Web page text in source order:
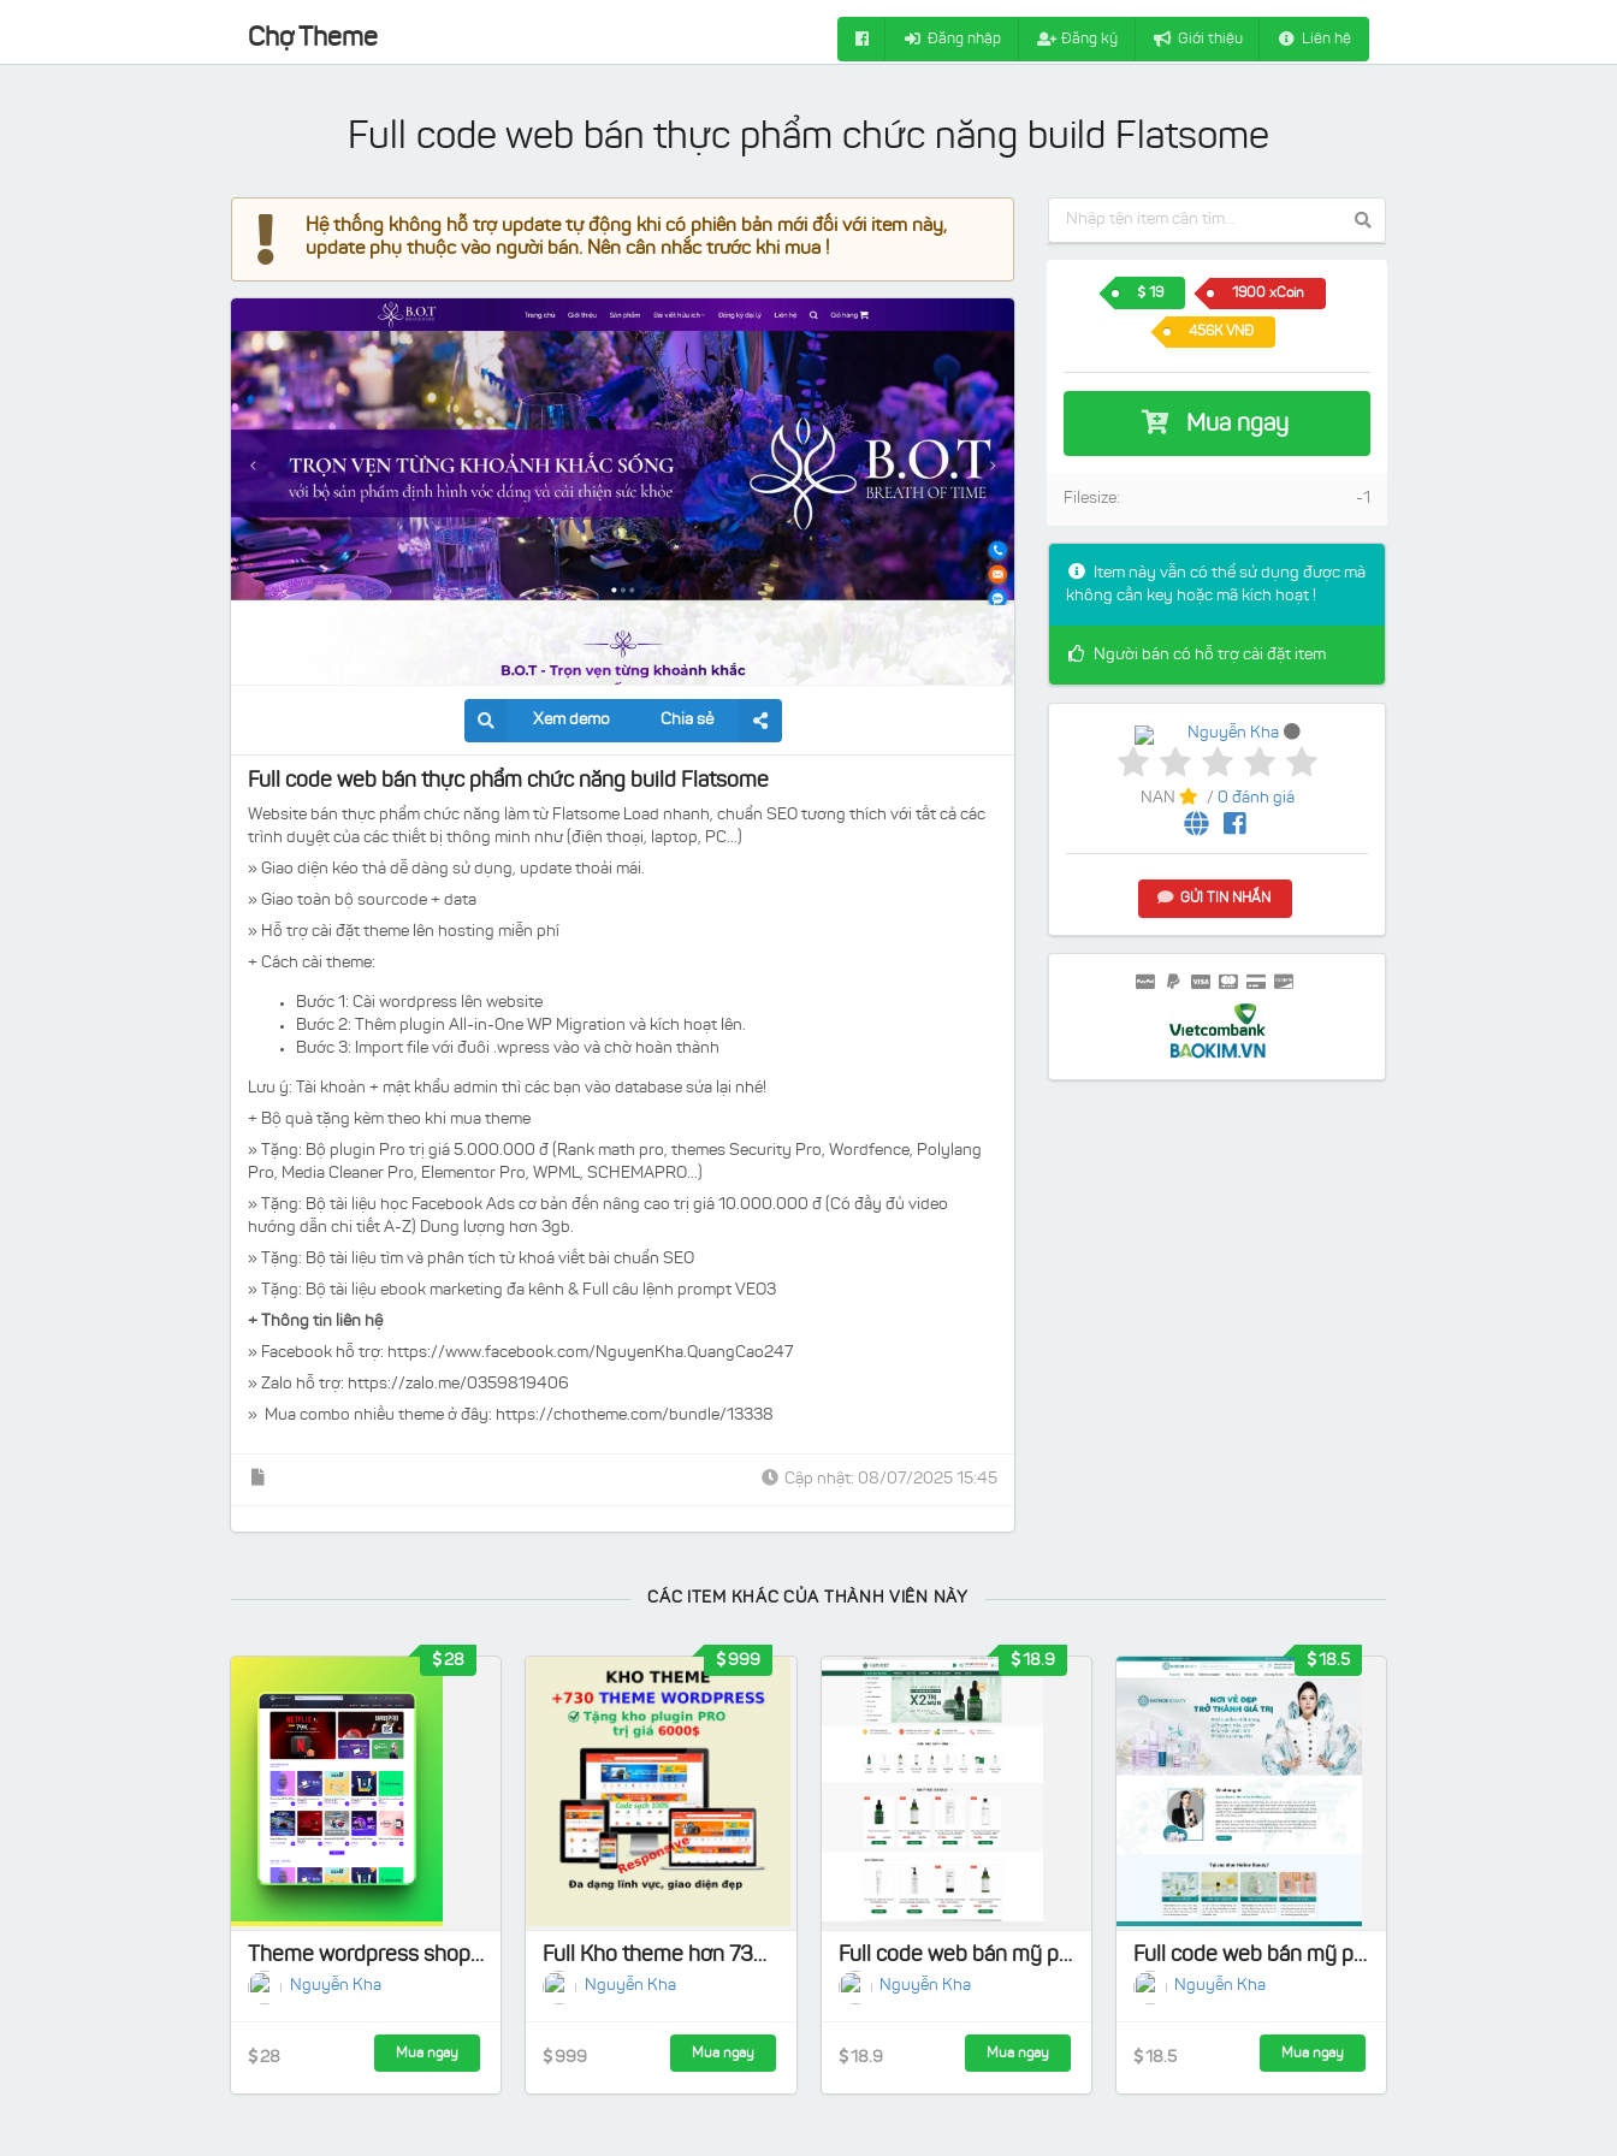
Chợ Theme Đăng nhập Đăng ký Giới thiệu Liên hệ
Full code web bán thực phẩm chức năng build Flatsome
Hệ thống không hỗ trợ update tự động khi có phiên bản mới đối với item này,
update phụ thuộc vào người bán. Nên cân nhắc trước khi mua !
Xem demo Chia sẻ
Full code web bán thực phẩm chức năng build Flatsome
Website bán thực phẩm chức năng làm từ Flatsome Load nhanh, chuẩn SEO tương thích với tất cả các
trình duyệt của các thiết bị thông minh như (điện thoại, laptop, PC...)
» Giao diện kéo thả dễ dàng sử dụng, update thoải mái.
» Giao toàn bộ sourcode + data
» Hỗ trợ cài đặt theme lên hosting miễn phí
+ Cách cài theme:
Bước 1: Cài wordpress lên website
Bước 2: Thêm plugin All-in-One WP Migration và kích hoạt lên.
Bước 3: Import file với đuôi .wpress vào và chờ hoàn thành
Lưu ý: Tài khoản + mật khẩu admin thì các bạn vào database sửa lại nhé!
+ Bộ quà tặng kèm theo khi mua theme
»
Tặng: Bộ plugin Pro trị giá 5.000.000 đ (Rank math pro, themes Security Pro, Wordfence, Polylang
Pro, Media Cleaner Pro, Elementor Pro, WPML, SCHEMAPRO...)
»
Tặng: Bộ tài liệu học Facebook Ads cơ bản đến nâng cao trị giá 10.000.000 đ (Có đầy đủ video
hướng dẫn chi tiết A-Z) Dung lượng hơn 3gb.
» Tặng: Bộ tài liệu tìm và phân tích từ khoá viết bài chuẩn SEO
» Tặng: Bộ tài liệu ebook marketing đa kênh & Full câu lệnh prompt VEO3
+ Thông tin liên hệ
» Facebook hỗ trợ: https://www.facebook.com/NguyenKha.QuangCao247
» Zalo hỗ trợ: https://zalo.me/0359819406
» Mua combo nhiều theme ở đây: https://chotheme.com/bundle/13338
Cập nhật: 08/07/2025 15:45
19 1900 xCoin
456K VNĐ
Mua ngay
-1
Filesize:
Item này vẫn có thể sử dụng được mà
không cần key hoặc mã kích hoạt !
Người bán có hỗ trợ cài đặt item
Nguyễn Kha
NAN / 0 đánh giá
GỬI TIN NHẮN
CÁC ITEM KHÁC CỦA THÀNH VIÊN NÀY
Theme wordpress shop bán tài khoản
Nguyễn Kha
28 Mua ngay
28
Full Kho theme hơn 730 mẫu - Code sach 100%, Tặng kho Plugin Pro
Nguyễn Kha
999 Mua ngay
999
Full code web bán mỹ phẩm 10 làm từ Flatsome Load nhanh, chuẩn SEO
Nguyễn Kha
18.9 Mua ngay
18.9
Full code web bán mỹ phẩm 02 làm từ Flatsome
Nguyễn Kha
18.5 Mua ngay
18.5